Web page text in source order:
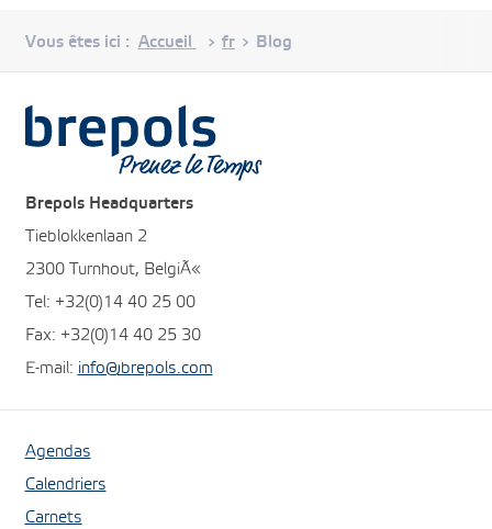
Vous êtes ici : Accueil > fr > Blog
Brepols Headquarters
Tieblokkenlaan 2
2300 Turnhout, BelgiÃ«
Tel: +32(0)14 40 25 00
Fax: +32(0)14 40 25 30
E-mail: info@brepols.com
Agendas
Calendriers
Carnets